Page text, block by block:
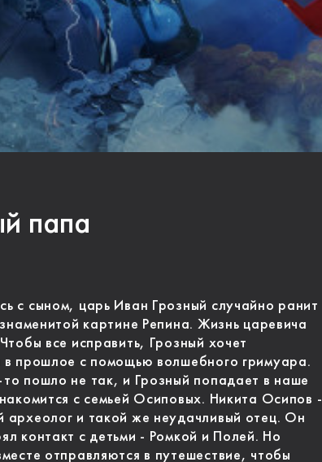
папа
с сыном, царь Иван Грозный случайно ранит
картине Репина. Жизнь царевича
все исправить, Грозный хочет
в прошлое с помощью волшебного гримуара.
пошло не так, и Грозный попадает в наше
с семьей Осиповых. Никита Осипов -
археолог и такой же неудачливый отец. Он
контакт с детьми - Ромкой и Полей. Но
отправляются в путешествие, чтобы